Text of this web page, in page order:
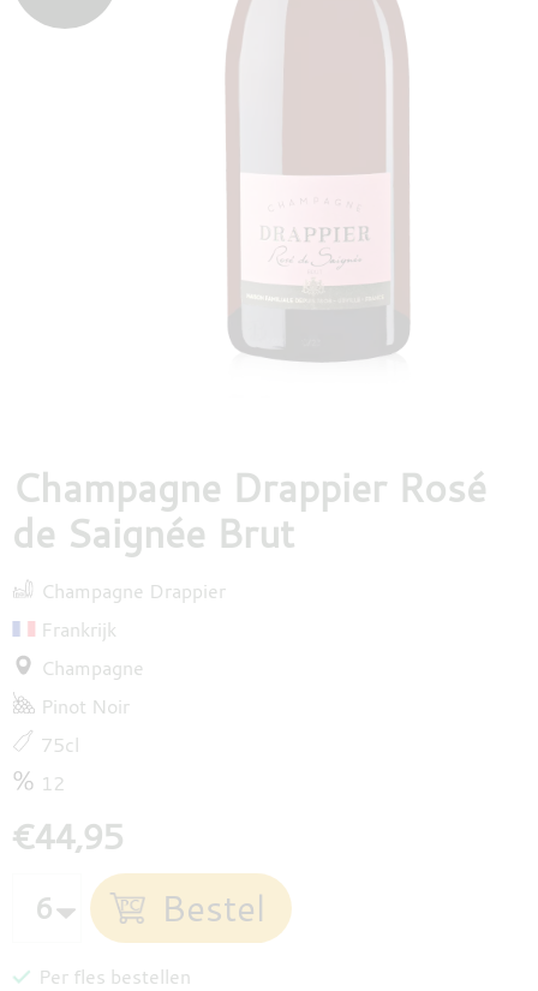
DESTILLATEN
Champagne Drappier Rosé
de Saignée Brut
Champagne Drappier
Frankrijk
Champagne
Pinot Noir
75cl
12
€44,95
Per fles bestellen